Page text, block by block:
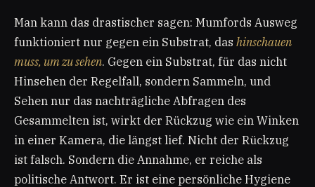
Man kann das drastischer sagen: Mumfords Ausweg
funktioniert nur gegen ein Substrat, das hinschauen
muss, um zu sehen. Gegen ein Substrat, für das nicht
Hinsehen der Regelfall, sondern Sammeln, und
Sehen nur das nachträgliche Abfragen des
Gesammelten ist, wirkt der Rückzug wie ein Winken
in einer Kamera, die längst lief. Nicht der Rückzug
ist falsch. Sondern die Annahme, er reiche als
politische Antwort. Er ist eine persönliche Hygiene